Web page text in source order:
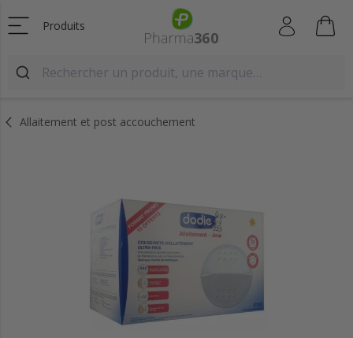
Produits
Allaitement et post accouchement